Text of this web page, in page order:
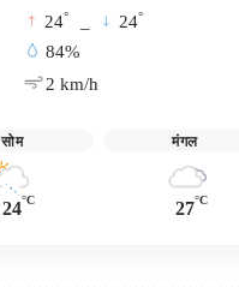
24° 24°
84%
2 km/h
सोम
24°C
मंगल
27°C